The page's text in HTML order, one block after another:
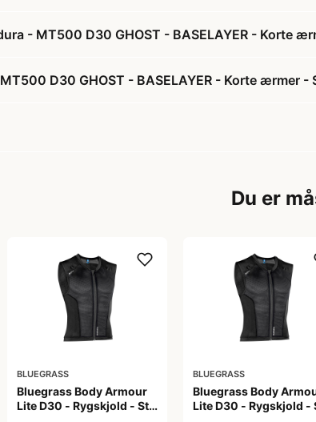
- MT500 D30 GHOST - BASELAYER - Korte
D30 GHOST - BASELAYER - Korte ærmer -
Du er
BLUEGRASS
Bluegrass Body Armour
Lite D30 - Rygskjold - Str.
BLUEGRASS
Bluegrass Body
Lite D30 - Rygskjold -